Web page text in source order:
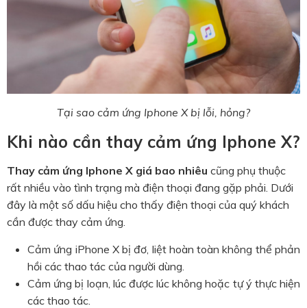
Tại sao cảm ứng Iphone X bị lỗi, hỏng?
Khi nào cần thay cảm ứng Iphone X?
Thay cảm ứng Iphone X giá bao nhiêu cũng phụ thuộc
rất nhiều vào tình trạng mà điện thoại đang gặp phải. Dưới
đây là một số dấu hiệu cho thấy điện thoại của quý khách
cần được thay cảm ứng.
Cảm ứng iPhone X bị đơ, liệt hoàn toàn không thể phản
hồi các thao tác của người dùng.
Cảm ứng bị loạn, lúc được lúc không hoặc tự ý thực hiện
các thao tác.